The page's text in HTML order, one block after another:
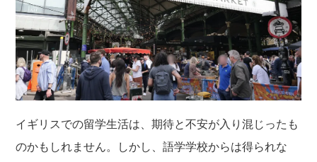
イギリスでの留学生活は、期待と不安が入り混じったも
のかもしれません。しかし、語学学校からは得られな